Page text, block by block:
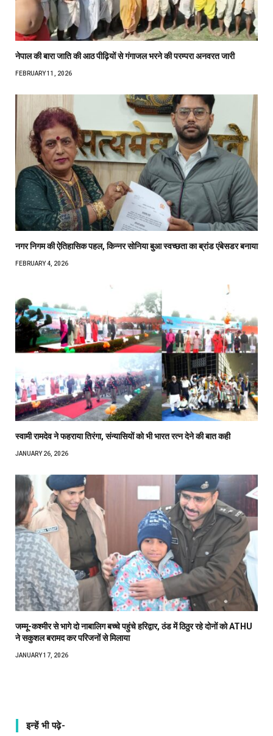
नेपाल की बारा जाति की आठ पीढ़ियों से गंगाजल भरने की परम्परा अनवरत जारी
FEBRUARY 11, 2026
नगर निगम की ऐतिहासिक पहल, किन्नर सोनिया बुआ स्वच्छता का ब्रांड एंबेसडर बनाया
FEBRUARY 4, 2026
स्वामी रामदेव ने फहराया तिरंगा, संन्यासियों को भी भारत रत्न देने की बात कही
JANUARY 26, 2026
जम्मू-कश्मीर से भागे दो नाबालिग बच्चे पहुंचे हरिद्वार, ठंड में ठिठुर रहे दोनों को ATHU
ने सकुशल बरामद कर परिजनों से मिलाया
JANUARY 17, 2026
इन्हें भी पढ़े-